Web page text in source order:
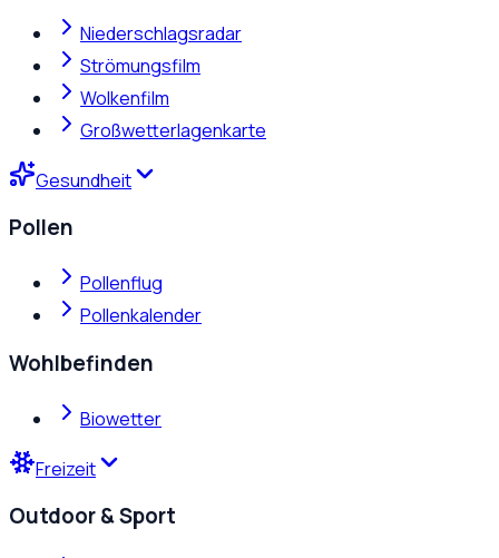
Niederschlagsradar
Strömungsfilm
Wolkenfilm
Großwetterlagenkarte
Gesundheit
Pollen
Pollenflug
Pollenkalender
Wohlbefinden
Biowetter
Freizeit
Outdoor & Sport